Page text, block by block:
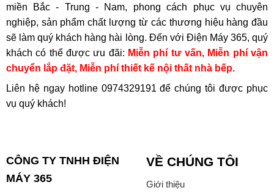
miền Bắc - Trung - Nam, phong cách phục vụ chuyên
nghiệp, sản phẩm chất lượng từ các thương hiệu hàng đầu
sẽ làm quý khách hàng hài lòng. Đến với Điện Máy 365, quý
khách có thể được ưu đãi: Miễn phí tư vấn, Miễn phí vận
chuyển lắp đặt, Miễn phí thiết kế nội thất nhà bếp.
Liên hệ ngay hotline 0974329191 để chúng tôi được phục
vụ quý khách!
CÔNG TY TNHH ĐIỆN
MÁY 365
VỀ CHÚNG TÔI
Giới thiệu